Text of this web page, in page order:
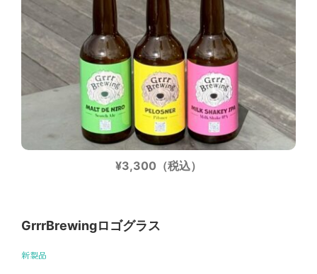
¥3,300（税込）
GrrrBrewingロゴグラス
新製品